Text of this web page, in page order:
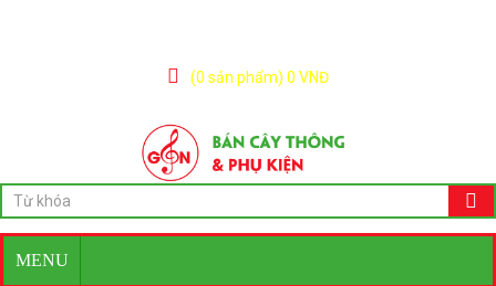
(0 sản phẩm) 0 VNĐ
MENU